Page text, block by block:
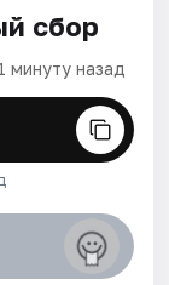
сбор
минуту назад